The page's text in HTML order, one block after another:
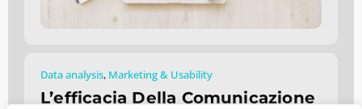
Data analysis, Marketing & Usability
L’efficacia Della Comunicazione